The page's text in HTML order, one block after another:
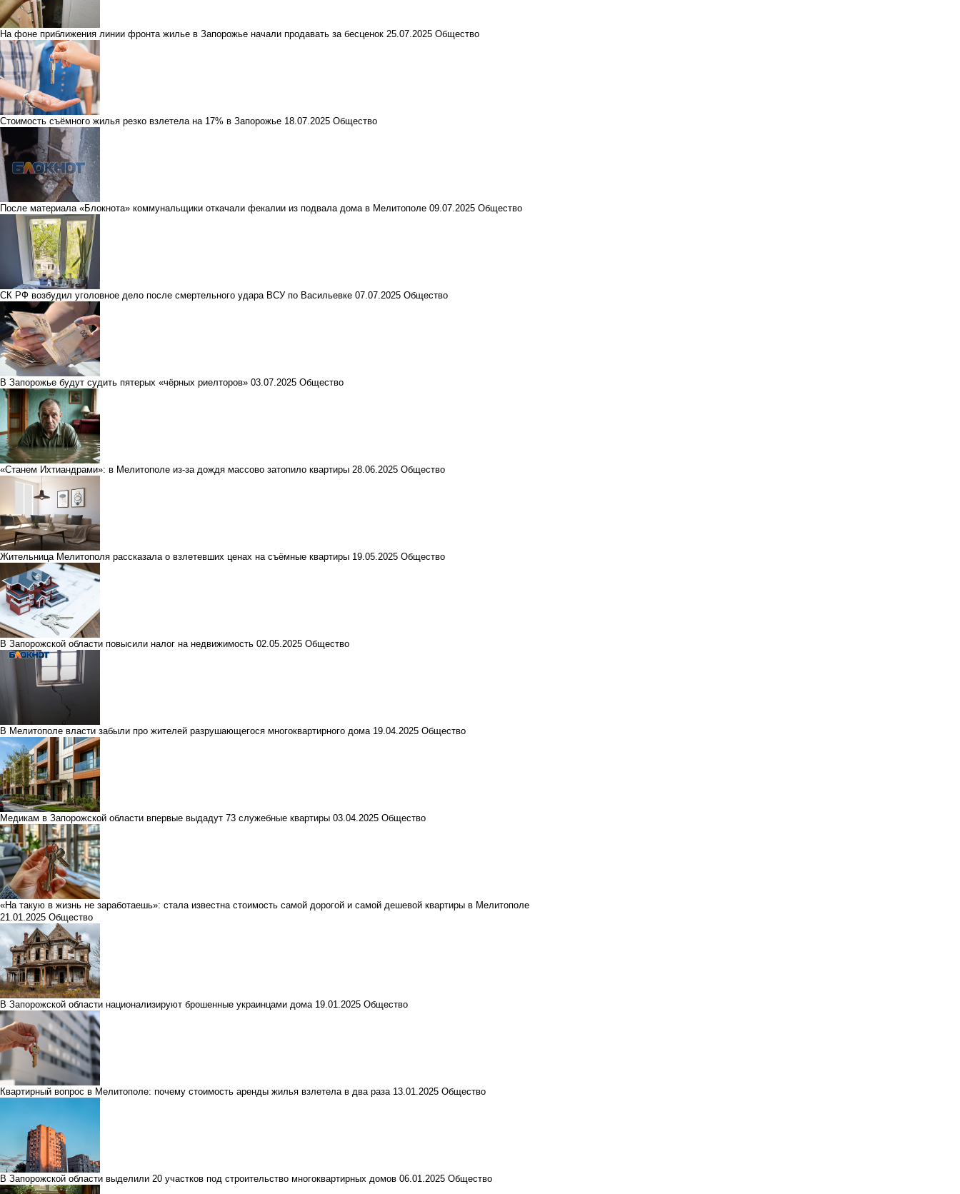
На фоне приближения линии фронта жилье в Запорожье начали продавать за бесценок 25.07.2025 Общество
Стоимость съёмного жилья резко взлетела на 17% в Запорожье 18.07.2025 Общество
После материала «Блокнота» коммунальщики откачали фекалии из подвала дома в Мелитополе 09.07.2025 Общество
СК РФ возбудил уголовное дело после смертельного удара ВСУ по Васильевке 07.07.2025 Общество
В Запорожье будут судить пятерых «чёрных риелторов» 03.07.2025 Общество
«Станем Ихтиандрами»: в Мелитополе из-за дождя массово затопило квартиры 28.06.2025 Общество
Жительница Мелитополя рассказала о взлетевших ценах на съёмные квартиры 19.05.2025 Общество
В Запорожской области повысили налог на недвижимость 02.05.2025 Общество
В Мелитополе власти забыли про жителей разрушающегося многоквартирного дома 19.04.2025 Общество
Медикам в Запорожской области впервые выдадут 73 служебные квартиры 03.04.2025 Общество
«На такую в жизнь не заработаешь»: стала известна стоимость самой дорогой и самой дешевой квартиры в Мелитополе
21.01.2025 Общество
В Запорожской области национализируют брошенные украинцами дома 19.01.2025 Общество
Квартирный вопрос в Мелитополе: почему стоимость аренды жилья взлетела в два раза 13.01.2025 Общество
В Запорожской области выделили 20 участков под строительство многоквартирных домов 06.01.2025 Общество